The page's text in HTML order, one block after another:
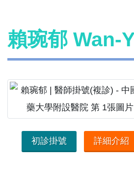
賴琬郁 Wan-
初診掛號 詳細介紹